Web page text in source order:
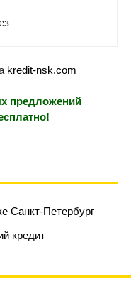
kredit-nsk.com
предложений
Санкт-Петербург
кредит